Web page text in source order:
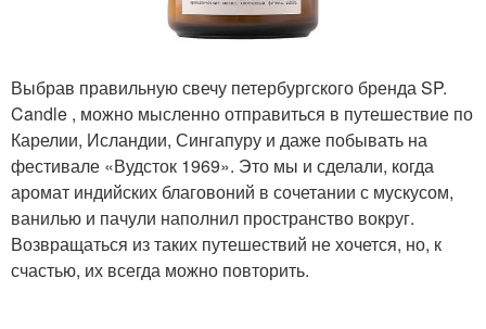
Выбрав правильную свечу петербургского бренда SP.
Candle , можно мысленно отправиться в путешествие по
Карелии, Исландии, Сингапуру и даже побывать на
фестивале «Вудсток 1969». Это мы и сделали, когда
аромат индийских благовоний в сочетании с мускусом,
ванилью и пачули наполнил пространство вокруг.
Возвращаться из таких путешествий не хочется, но, к
счастью, их всегда можно повторить.